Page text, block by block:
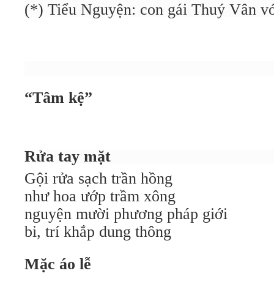
(*) Tiểu Nguyện: con gái Thuý Vân
“Tâm kệ”
Rửa tay mặt
Gội rửa sạch trần hồng
như hoa ướp trầm xông
nguyện mười phương pháp giới
bi, trí khắp dung thông
Mặc áo lễ